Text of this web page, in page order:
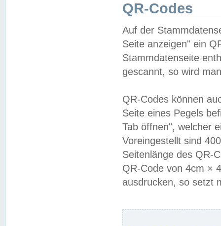
QR-Codes
Auf der
Seite anzeigen" ein
Stammdatenseite
gescannt, so wird
QR-Codes können
Seite eines Pegels
Tab öffnen", welcher
Voreingestellt sind
Seitenlänge des QR-
QR-Code von 4cm ×
ausdrucken, so setzt